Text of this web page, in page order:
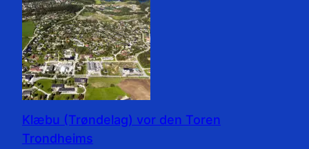
Klæbu (Trøndelag) vor den Toren
Trondheims